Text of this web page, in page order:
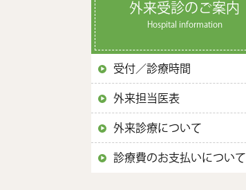
外来受診のご案内
Hospital information
受付／診療時間
外来担当医表
外来診療について
診療費のお支払いについて